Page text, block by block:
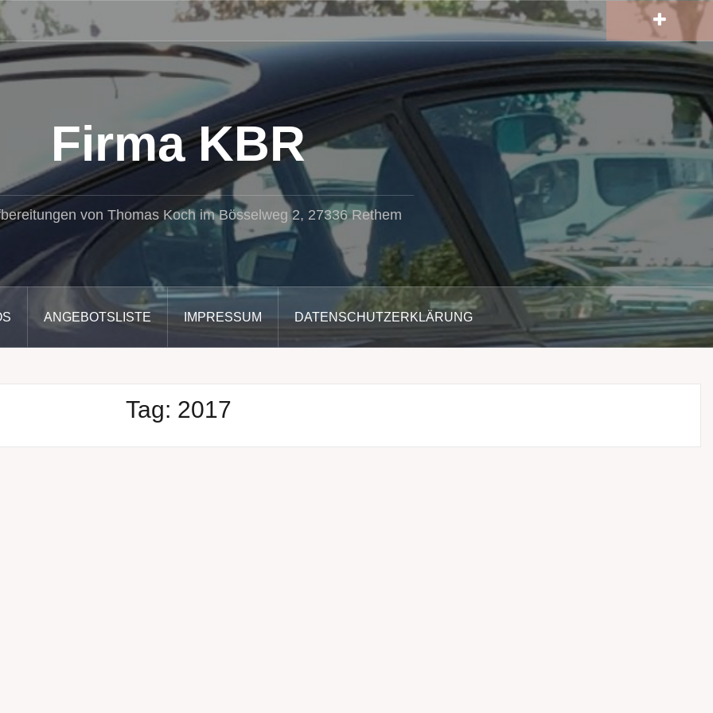
Firma KBR
von Thomas Koch im Bösselweg 2, 27336 Rethem
ANGEBOTSLISTE IMPRESSUM DATENSCHUTZERKLÄRUNG
Tag: 2017